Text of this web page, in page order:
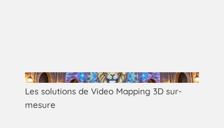
Les solutions de Video Mapping 3D sur-
mesure